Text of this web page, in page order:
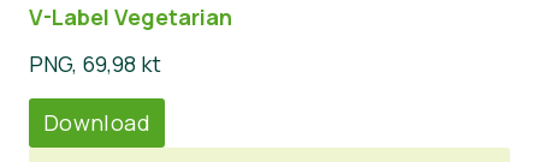
V-Label Vegetarian
PNG, 69,98 kt
Download